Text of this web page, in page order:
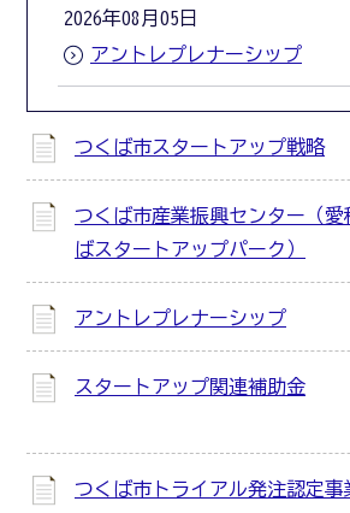
2026年08月05日
アントレプレナーシップ
つくば市スタートアップ戦略
つくば市産業振興センター（愛
ばスタートアップパーク）
アントレプレナーシップ
スタートアップ関連補助金
つくば市トライアル発注認定事